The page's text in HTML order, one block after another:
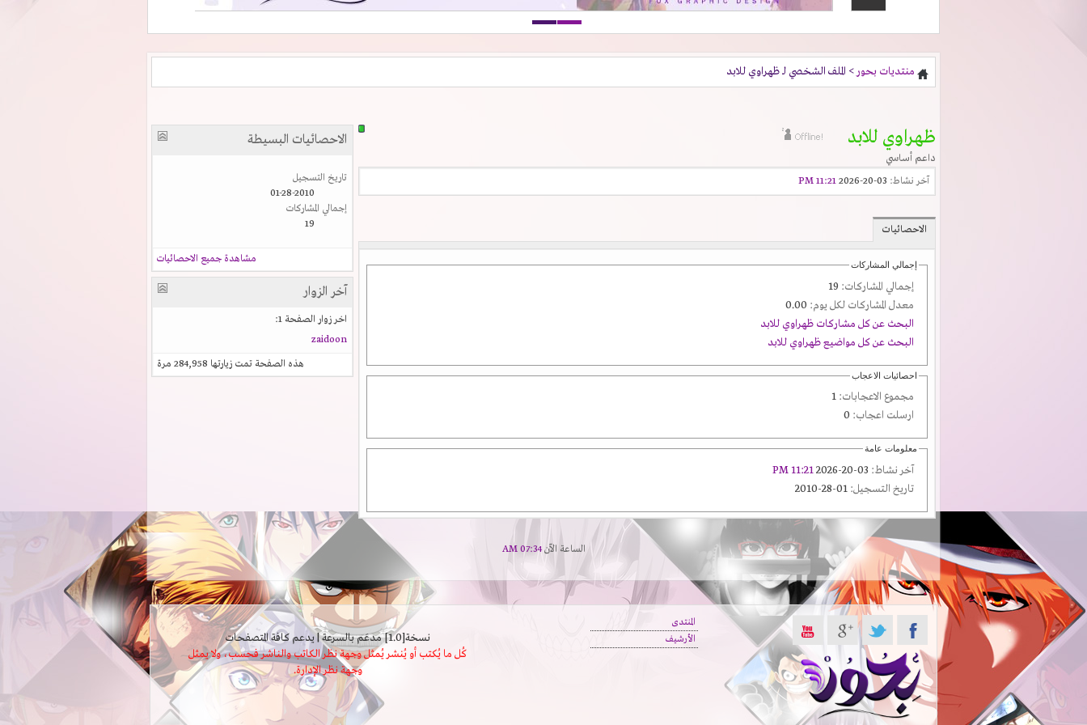
منتديات بحور > الملف الشخصي لـ ظهراوي للابد
ظهراوي للابد
داعم أساسي
آخر نشاط:
11:21 PM
الاحصائيات
إجمالي المشاركات
إجمالي المشاركات:
معدل المشاركات لكل يوم:
البحث عن كل مشاركات ظهراوي للابد
البحث عن كل مواضيع ظهراوي للابد
احصائيات الاعجاب
مجموع الاعجابات:
ارسلت اعجاب:
معلومات عامة
آخر نشاط:
11:21 PM
تاريخ التسجيل:
الاحصائيات البسيطة
تاريخ التسجيل
01-28-2010
إجمالي المشاركات
19
مشاهدة جميع الاحصائيات
آخر الزوار
اخر زوار الصفحة 1:
zaidoon
هذه الصفحة تمت زيارتها 284,958 مرة
الساعة الآن07:34 AM
المنتدى
الأرشيف
نسخة[1.0] مدعَم بالسرعة | يدعم كافة المتصفحات
كُل ما يُكتب أو يُنشر يُمثل وجهة نظر الكاتب والناشر فحسب، ولا يمثل
وجهة نظر الإدارة.